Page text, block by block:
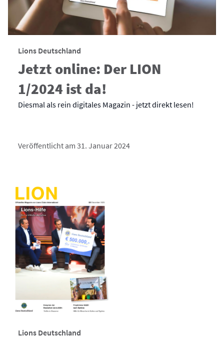
Lions Deutschland
Jetzt online: Der LION
1/2024 ist da!
Diesmal als rein digitales Magazin - jetzt direkt lesen!
Veröffentlicht am 31. Januar 2024
Lions Deutschland